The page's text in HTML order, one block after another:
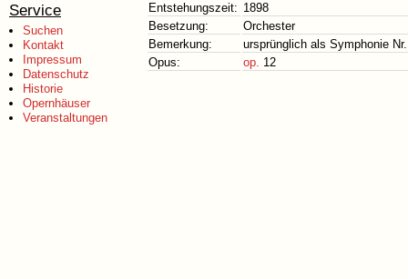
Service
Suchen
Kontakt
Impressum
Datenschutz
Historie
Opernhäuser
Veranstaltungen
Entstehungszeit: 1898
Besetzung:
Orchester
Bemerkung:
ursprünglich als Symphonie
Opus:
op. 12